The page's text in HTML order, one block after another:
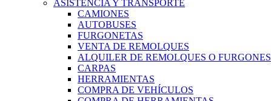
ASISTENCIA Y TRANSPORTE
CAMIONES
AUTOBUSES
FURGONETAS
VENTA DE REMOLQUES
ALQUILER DE REMOLQUES O FURGONES
CARPAS
HERRAMIENTAS
COMPRA DE VEHÍCULOS